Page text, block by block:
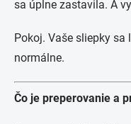
sa úplne zastavila. A
Pokoj. Vaše sliepky sa
normálne.
Čo je preperovanie a